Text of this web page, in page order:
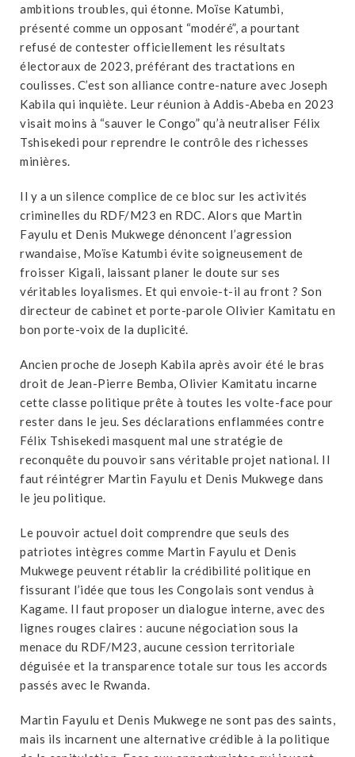
ambitions troubles, qui étonne. Moïse Katumbi,
présenté comme un opposant “modéré”, a pourtant
refusé de contester officiellement les résultats
électoraux de 2023, préférant des tractations en
coulisses. C’est son alliance contre-nature avec Joseph
Kabila qui inquiète. Leur réunion à Addis-Abeba en 2023
visait moins à “sauver le Congo” qu’à neutraliser Félix
Tshisekedi pour reprendre le contrôle des richesses
minières.
Il y a un silence complice de ce bloc sur les activités
criminelles du RDF/M23 en RDC. Alors que Martin
Fayulu et Denis Mukwege dénoncent l’agression
rwandaise, Moïse Katumbi évite soigneusement de
froisser Kigali, laissant planer le doute sur ses
véritables loyalismes. Et qui envoie-t-il au front ? Son
directeur de cabinet et porte-parole Olivier Kamitatu en
bon porte-voix de la duplicité.
Ancien proche de Joseph Kabila après avoir été le bras
droit de Jean-Pierre Bemba, Olivier Kamitatu incarne
cette classe politique prête à toutes les volte-face pour
rester dans le jeu. Ses déclarations enflammées contre
Félix Tshisekedi masquent mal une stratégie de
reconquête du pouvoir sans véritable projet national. Il
faut réintégrer Martin Fayulu et Denis Mukwege dans
le jeu politique.
Le pouvoir actuel doit comprendre que seuls des
patriotes intègres comme Martin Fayulu et Denis
Mukwege peuvent rétablir la crédibilité politique en
fissurant l’idée que tous les Congolais sont vendus à
Kagame. Il faut proposer un dialogue interne, avec des
lignes rouges claires : aucune négociation sous la
menace du RDF/M23, aucune cession territoriale
déguisée et la transparence totale sur tous les accords
passés avec le Rwanda.
Martin Fayulu et Denis Mukwege ne sont pas des saints,
mais ils incarnent une alternative crédible à la politique